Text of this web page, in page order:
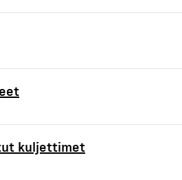
kuljettimet